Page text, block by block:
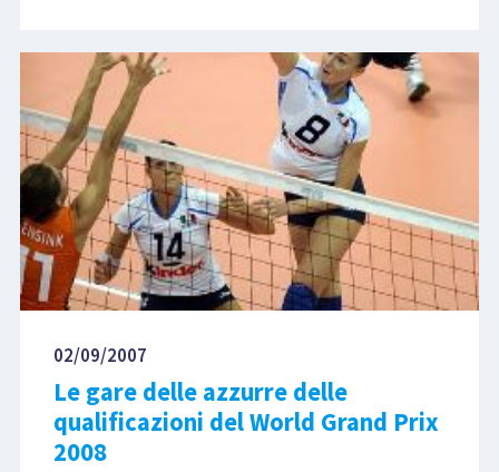
02/09/2007
Le gare delle azzurre delle
qualificazioni del World Grand Prix
2008